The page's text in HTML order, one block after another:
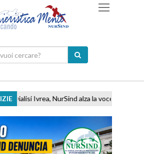
Ivrea, NurSind alza la voce: ''Basta